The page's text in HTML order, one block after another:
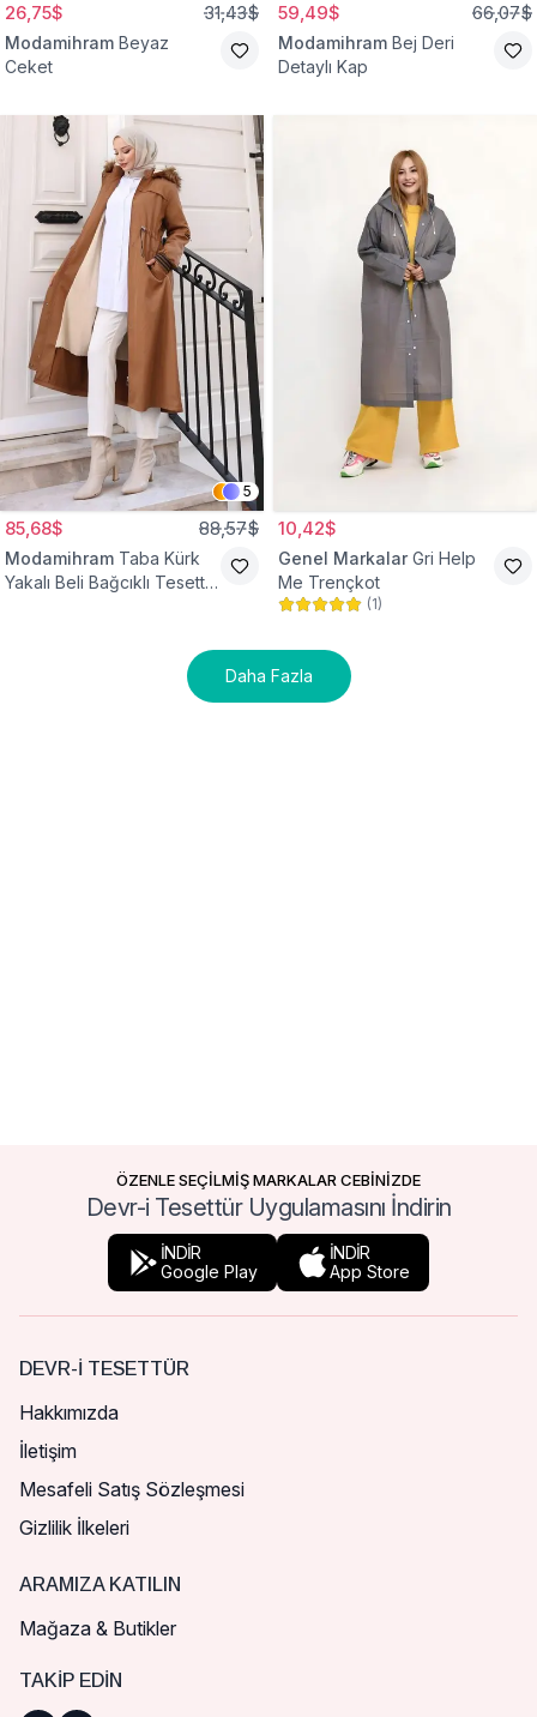
26,75$ 31,43$
Modamihram Beyaz
Ceket
59,49$ 66,07$
Modamihram Bej Deri
Detaylı Kap
5
85,68$ 88,57$
Modamihram Taba Kürk
Yakalı Beli Bağcıklı Tesettür
10,42$
Genel Markalar Gri Help
Me Trençkot
(1)
Daha Fazla
ÖZENLE SEÇİLMİŞ MARKALAR CEBİNİZDE
Devr-i Tesettür Uygulamasını İndirin
İNDİR
Google Play
İNDİR
App Store
DEVR-I TESETTÜR
Hakkımızda
İletişim
Mesafeli Satış Sözleşmesi
Gizlilik İlkeleri
ARAMIZA KATILIN
Mağaza & Butikler
TAKIP EDIN